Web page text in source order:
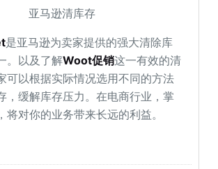
亚马逊清库存
是亚马逊为卖家提供的强大清除库
。以及了解Woot促销这一有效的清
可以根据实际情况选用不同的方法
，缓解库存压力。在电商行业，掌
将对你的业务带来长远的利益。